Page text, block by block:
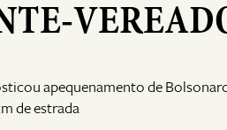
apequenamento de
de estrada